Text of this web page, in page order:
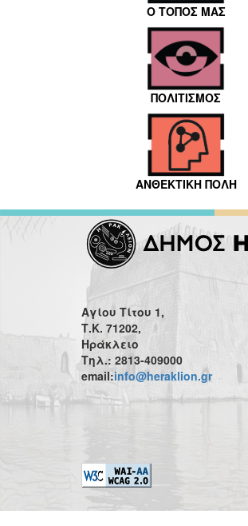
Ο ΤΟΠΟΣ ΜΑΣ
ΠΟΛΙΤΙΣΜΟΣ
ΑΝΘΕΚΤΙΚΗ ΠΟΛΗ
Αγίου Τίτου 1,
Τ.Κ. 71202,
Ηράκλειο
Τηλ.: 2813-409000
email:info@heraklion.gr